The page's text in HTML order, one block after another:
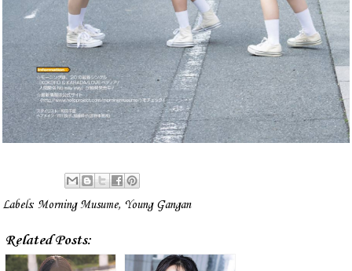
Labels: Morning Musume, Young Gangan
Related Posts: